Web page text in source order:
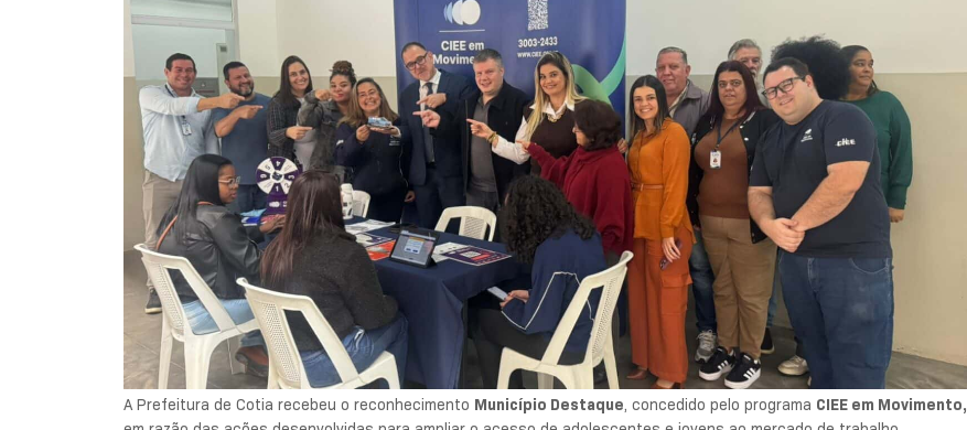
A Prefeitura de Cotia recebeu o reconhecimento Município Destaque, concedido pelo programa CIEE em Movimento,